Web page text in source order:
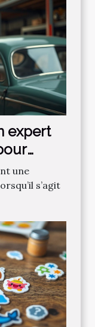
expert
une
s’agit